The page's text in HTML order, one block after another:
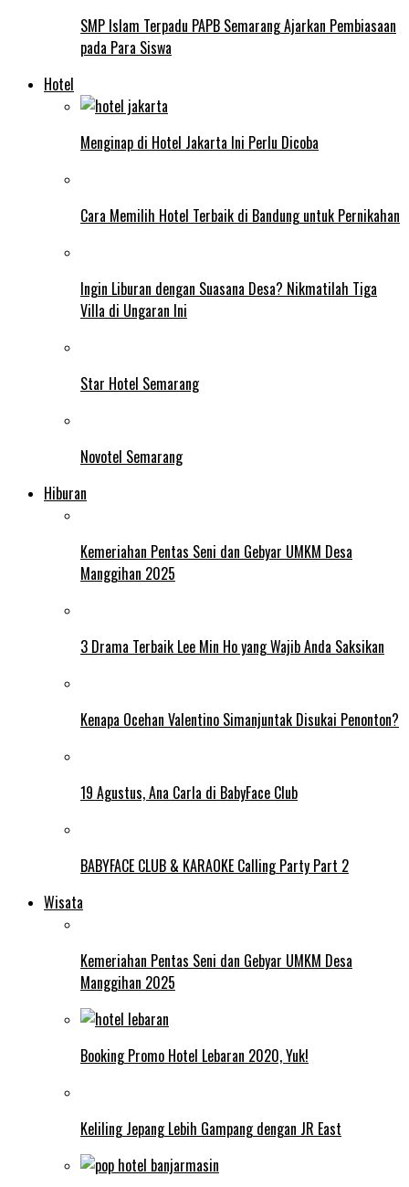
SMP Islam Terpadu PAPB Semarang Ajarkan Pembiasaan
pada Para Siswa
Hotel
Menginap di Hotel Jakarta Ini Perlu Dicoba
Cara Memilih Hotel Terbaik di Bandung untuk Pernikahan
Ingin Liburan dengan Suasana Desa? Nikmatilah Tiga
Villa di Ungaran Ini
Star Hotel Semarang
Novotel Semarang
Hiburan
Kemeriahan Pentas Seni dan Gebyar UMKM Desa
Manggihan 2025
3 Drama Terbaik Lee Min Ho yang Wajib Anda Saksikan
Kenapa Ocehan Valentino Simanjuntak Disukai Penonton?
19 Agustus, Ana Carla di BabyFace Club
BABYFACE CLUB & KARAOKE Calling Party Part 2
Wisata
Kemeriahan Pentas Seni dan Gebyar UMKM Desa
Manggihan 2025
Booking Promo Hotel Lebaran 2020, Yuk!
Keliling Jepang Lebih Gampang dengan JR East